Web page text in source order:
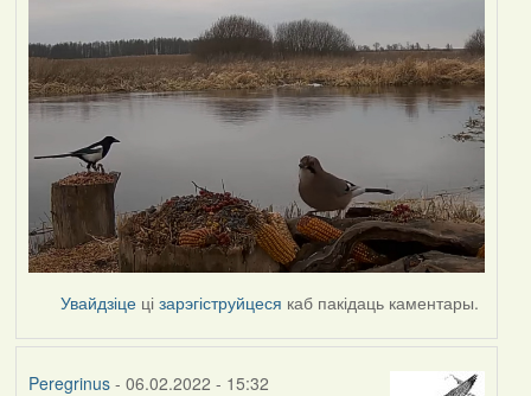
Увайдзіце цізарэгіструйцеся каб пакідаць каментары.
Peregrinus- 06.02.2022 - 15:32